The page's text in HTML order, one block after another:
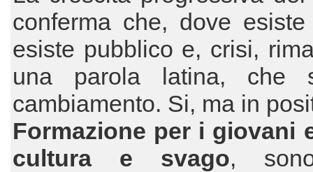
conferma che, dove esiste
esiste pubblico e, crisi,
una parola latina, che
cambiamento. Si, ma in
Formazione per i giovani
cultura e svago,